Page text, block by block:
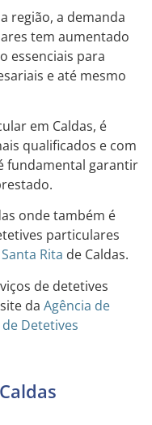
região, a demanda
tem aumentado
essenciais para
e até mesmo
em Caldas, é
qualificados e com
fundamental garantir
onde também é
particulares
Santa Rita de Caldas.
de detetives
da Agência de
Detetives